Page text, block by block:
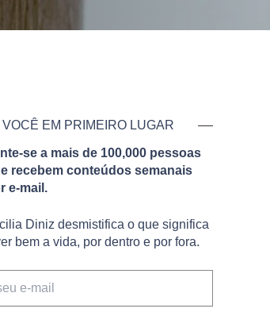
VOCÊ EM PRIMEIRO LUGAR
se a mais de 100,000 pessoas
recebem conteúdos semanais
e-mail.
Diniz desmistifica o que significa
bem a vida, por dentro e por fora.